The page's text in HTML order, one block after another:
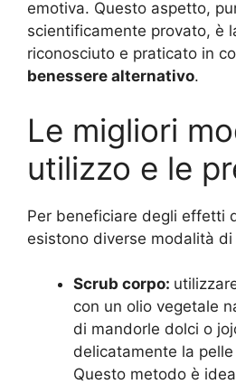
emotiva. Questo aspetto,
scientificamente provato, è
riconosciuto e praticato in
benessere alternativo.
Le migliori
utilizzo e le
Per beneficiare degli effetti
esistono diverse modalità di
Scrub corpo:
con un olio vegetale
di mandorle dolci o
delicatamente la
Questo metodo è